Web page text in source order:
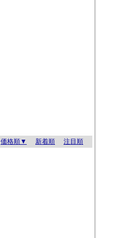
価格順▼ 新着順 注目順